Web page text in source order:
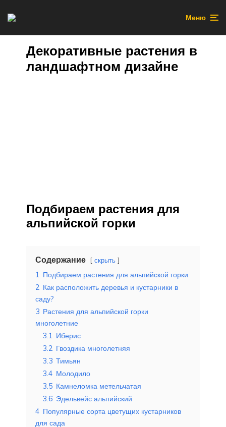
Меню
Декоративные растения в
ландшафтном дизайне
Подбираем растения для
альпийской горки
Содержание скрыть
1 Подбираем растения для альпийской горки
2 Как расположить деревья и кустарники в
саду?
3 Растения для альпийской горки
многолетние
3.1 Иберис
3.2 Гвоздика многолетняя
3.3 Тимьян
3.4 Молодило
3.5 Камнеломка метельчатая
3.6 Эдельвейс альпийский
4 Популярные сорта цветущих кустарников
для сада